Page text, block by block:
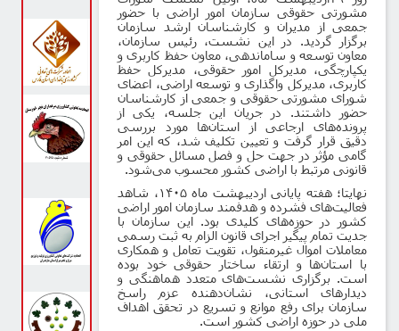
مشورتی حقوقی سازمان امور اراضی با حضور
جمعی از مدیران و کارشناسان ارشد سازمان
برگزار گردید. در این نشست، رئیس سازمان،
معاون توسعه و ساماندهی، معاون حفظ کاربری و
یکپارچگی، مدیرکل امور حقوقی، مدیرکل حفظ
کاربری، مدیرکل واگذاری و توسعه اراضی، اعضای
شورای مشورتی حقوقی و جمعی از کارشناسان
حضور داشتند. در جریان این جلسه، یکی از
پرونده‌های ارجاعی از استان‌ها مورد بررسی
دقیق قرار گرفت و تعیین تکلیف شد، که این امر
گامی مؤثر در جهت حل و فصل مسائل حقوقی و
قانونی مرتبط با اراضی کشور محسوب می‌شود.
نهایتا؛ هفته پایانی اردیبهشت ماه۱۴۰۵، شاهد
فعالیت‌های فشرده و هدفمند سازمان امور اراضی
کشور در حوزه‌های کلیدی بود. این سازمان با
جدیت تمام پیگیر اجرای قانون الزام به ثبت رسمی
معاملات اموال غیرمنقول، تقویت تعامل و همکاری
با استان‌ها و ارتقاء ساختار حقوقی خود بوده
است. برگزاری نشست‌های متعدد هماهنگی و
دیدارهای استانی، نشان‌دهنده عزم راسخ
سازمان برای رفع موانع و تسریع در تحقق اهداف
ملی در حوزه اراضی کشور است.